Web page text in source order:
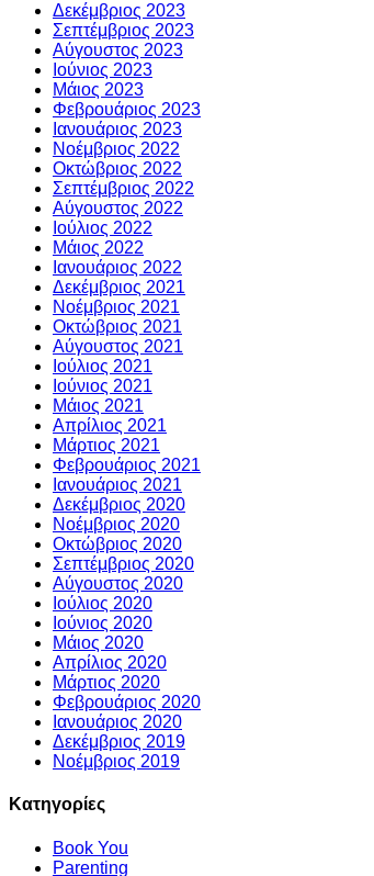
Δεκέμβριος 2023
Σεπτέμβριος 2023
Αύγουστος 2023
Ιούνιος 2023
Μάιος 2023
Φεβρουάριος 2023
Ιανουάριος 2023
Νοέμβριος 2022
Οκτώβριος 2022
Σεπτέμβριος 2022
Αύγουστος 2022
Ιούλιος 2022
Μάιος 2022
Ιανουάριος 2022
Δεκέμβριος 2021
Νοέμβριος 2021
Οκτώβριος 2021
Αύγουστος 2021
Ιούλιος 2021
Ιούνιος 2021
Μάιος 2021
Απρίλιος 2021
Μάρτιος 2021
Φεβρουάριος 2021
Ιανουάριος 2021
Δεκέμβριος 2020
Νοέμβριος 2020
Οκτώβριος 2020
Σεπτέμβριος 2020
Αύγουστος 2020
Ιούλιος 2020
Ιούνιος 2020
Μάιος 2020
Απρίλιος 2020
Μάρτιος 2020
Φεβρουάριος 2020
Ιανουάριος 2020
Δεκέμβριος 2019
Νοέμβριος 2019
Kατηγορίες
Book You
Parenting